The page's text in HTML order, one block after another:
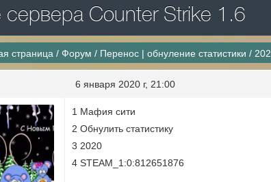
Counter Strike 1.6
страница /Форум / Перенос | обнуление статистики /
6 января 2020 г, 21:00
1 Мафия сити
2 Обнулить статистику
3 2020
4 STEAM_1:0:812651876